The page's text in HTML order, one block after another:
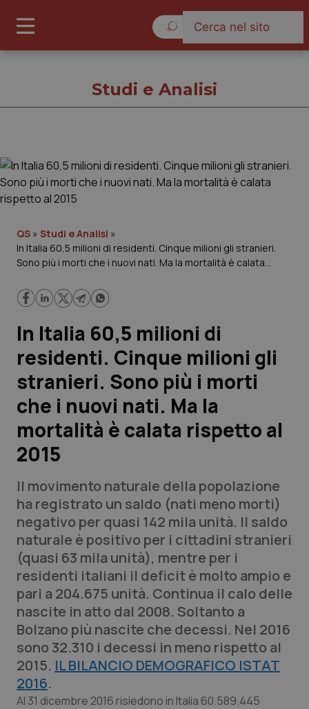
Cronache
Governo e Parlamento
Regioni e Asl
Lavoro e Professioni
Scienza e Farmaci
Studi e Analisi
Lettere al direttore
Edizioni Regionali
QS Pro
Professionisti Sanitari.AI
Abruzzo
Basilicata
Calabria
Campania
Emilia-Romagna
QS Pro Gold
Artrite & artrosi
Asma & BPCO
Car-T
Colesterolo & coronaropatie
QS Club Newsletter
Studi e Analisi
QS » Studi e Analisi »
In Italia 60,5 milioni di residenti. Cinque milioni gli stranieri.
Sono più i morti che i nuovi nati. Ma la mortalità è calata
In Italia 60,5 milioni di
residenti. Cinque milioni gli
stranieri. Sono più i morti
che i nuovi nati. Ma la
mortalità è calata rispetto al
2015
Il movimento naturale della popolazione
ha registrato un saldo (nati meno morti)
negativo per quasi 142 mila unità. Il saldo
naturale è positivo per i cittadini stranieri
(quasi 63 mila unità), mentre per i
residenti italiani il deficit è molto ampio e
pari a 204.675 unità. Continua il calo delle
nascite in atto dal 2008. Soltanto a
Bolzano più nascite che decessi. Nel 2016
sono 32.310 i decessi in meno rispetto al
2015. IL BILANCIO DEMOGRAFICO ISTAT
2016.
Al 31 dicembre 2016 risiedono in Italia 60.589.445